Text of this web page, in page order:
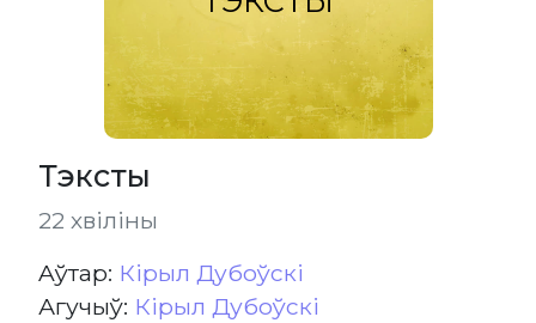
Тэксты
22 хвіліны
Aўтар: Кірыл Дубоўскі
Агучыў: Кірыл Дубоўскі